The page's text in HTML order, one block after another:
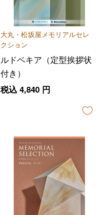
大丸・松坂屋メモリアルセレ
クション
ルドベキア（定型挨拶状
付き）
税込 4,840円